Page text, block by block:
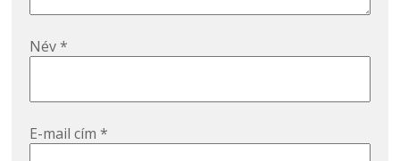
Név*
E-mail cím*